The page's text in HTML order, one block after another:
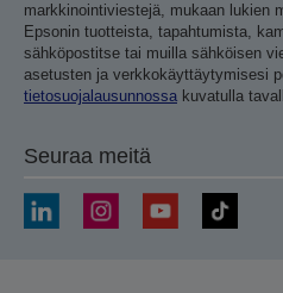
markkinointiviestejä, mukaan lukien
Epsonin tuotteista, tapahtumista,
sähköpostitse tai muilla sähköisen
asetusten ja verkkokäyttäytymisesi
tietosuojalausunnossa kuvatulla
Seuraa meitä